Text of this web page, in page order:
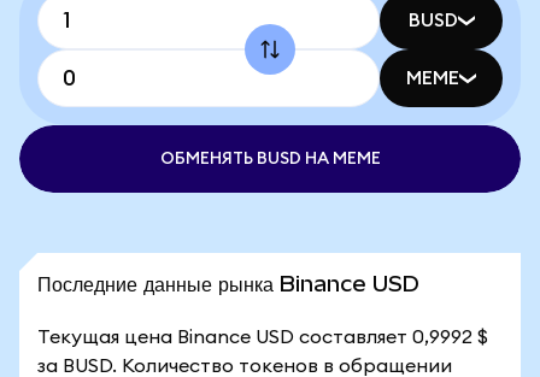
BUSD
MEME
ОБМЕНЯТЬ BUSD НА MEME
Последние данные рынка Binance USD
Текущая цена Binance USD составляет 0,9992 $
за BUSD. Количество токенов в обращении